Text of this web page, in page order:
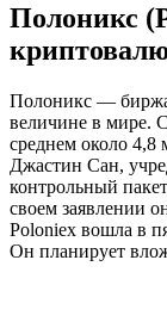
Полоникс
Полоникс — биржа
величине в мире.
среднем около 4,8
Джастин Сан,
контрольный
своем заявлении
Poloniex вошла в
Он планирует